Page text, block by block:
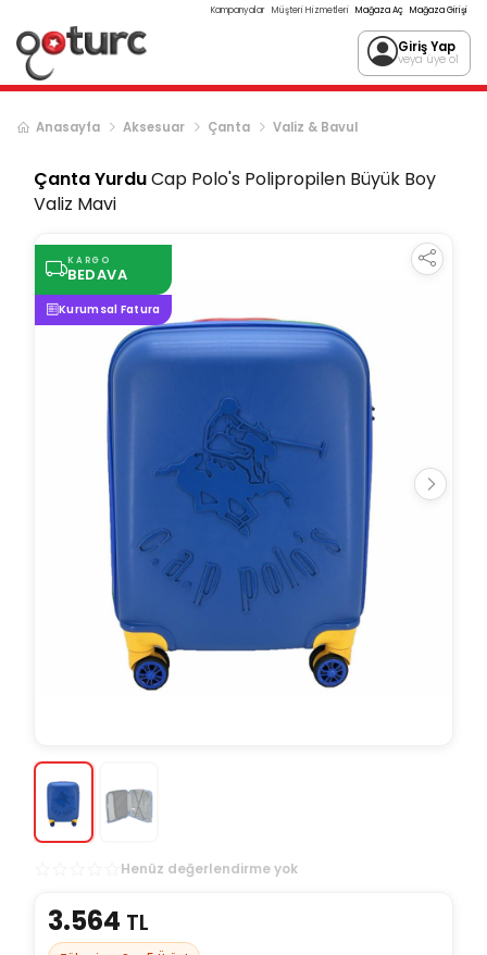
Kampanyalar Müşteri Hizmetleri Mağaza Aç Mağaza Girişi
Giriş Yap
veya üye ol
Anasayfa Aksesuar Çanta Valiz & Bavul
Çanta YurduCap Polo's Polipropilen Büyük Boy
Valiz Mavi
KARGO
BEDAVA
Kurumsal Fatura
Henüz değerlendirme yok
3.564 TL